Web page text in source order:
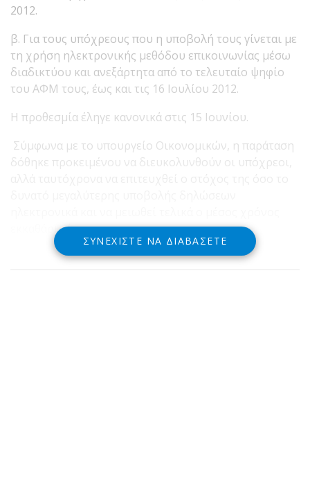
2012.
β. Για τους υπόχρεους που η υποβολή τους γίνεται με
τη χρήση ηλεκτρονικής μεθόδου επικοινωνίας μέσω
διαδικτύου και ανεξάρτητα από το τελευταίο ψηφίο
του ΑΦΜ τους, έως και τις 16 Ιουλίου 2012.
Η προθεσμία έληγε κανονικά στις 15 Ιουνίου.
Σύμφωνα με το υπουργείο Οικονομικών, η παράταση
δόθηκε προκειμένου να διευκολυνθούν οι υπόχρεοι,
εκκαθάρισής τους.
ΣΥΝΕΧΊΣΤΕ ΝΑ ΔΙΑΒΆΣΕΤΕ